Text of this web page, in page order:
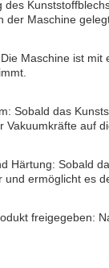
des
der Maschine
Maschine ist
Sobald das
Vakuumkräfte auf
Härtung: Sobald
und ermöglicht es
freigegeben: